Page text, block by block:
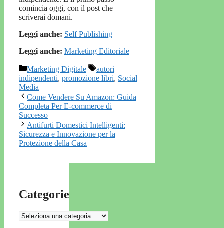
comincia oggi, con il post che
scriverai domani.
Leggi anche: Self Publishing
Leggi anche: Marketing Editoriale
Categorie
Marketing Digitale Tag
autori
indipendenti, promozione libri, Social
Media
Come Vendere Su Amazon: Guida
Completa Per E-commerce di
Successo
Antifurti Domestici Intelligenti:
Sicurezza e Innovazione per la
Protezione della Casa
Categorie
Categorie